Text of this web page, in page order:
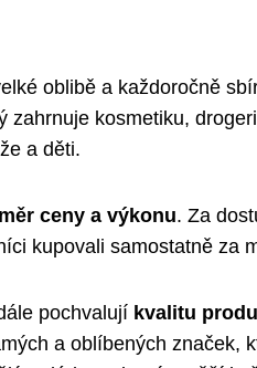
oblibě a každoročně
zahrnuje kosmetiku,
a děti.
ceny a výkonu. Za
kupovali samostatně za
pochvalují kvalitu
a oblíbených značek,